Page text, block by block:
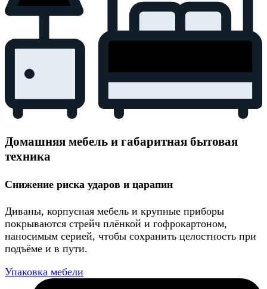
Домашняя мебель и габаритная бытовая
техника
Снижение риска ударов и царапин
Диваны, корпусная мебель и крупные приборы
покрываются стрейч плёнкой и гофрокартоном,
наносимым серией, чтобы сохранить целостность при
подъёме и в пути.
Упаковка мебели